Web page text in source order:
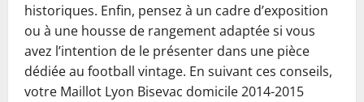
historiques. Enfin, pensez à un cadre d’exposition
ou à une housse de rangement adaptée si vous
avez l’intention de le présenter dans une pièce
dédiée au football vintage. En suivant ces conseils,
votre Maillot Lyon Bisevac domicile 2014-2015